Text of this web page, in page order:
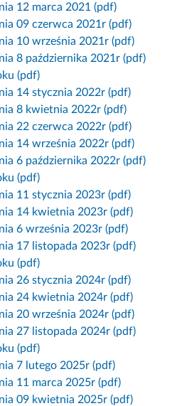
12 marca 2021 (pdf)
09 czerwca 2021r (pdf)
10 września 2021r (pdf)
8 października 2021r (pdf)
(pdf)
14 stycznia 2022r (pdf)
8 kwietnia 2022r (pdf)
22 czerwca 2022r (pdf)
14 września 2022r (pdf)
6 października 2022r (pdf)
(pdf)
11 stycznia 2023r (pdf)
14 kwietnia 2023r (pdf)
6 września 2023r (pdf)
17 listopada 2023r (pdf)
(pdf)
26 stycznia 2024r (pdf)
24 kwietnia 2024r (pdf)
20 września 2024r (pdf)
27 listopada 2024r (pdf)
(pdf)
7 lutego 2025r (pdf)
11 marca 2025r (pdf)
09 kwietnia 2025r (pdf)